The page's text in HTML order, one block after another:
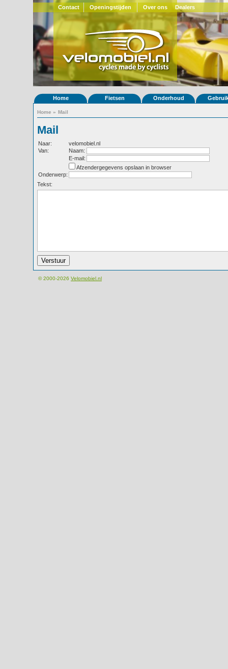
Contact Openingstijden Over ons Dealers
Home Fietsen Onderhoud
Home » Mail
Mail
Naar:
velomobiel.nl
Van:
Naam:
E-mail:
Afzendergegevens opslaan in browser
Onderwerp:
Tekst:
© 2000-2026 Velomobiel.nl